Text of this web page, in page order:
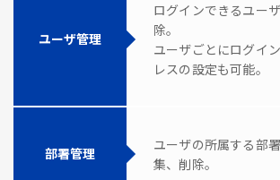
ユーザ管理
ログインできるユー
除。
ユーザごとにログイ
レスの設定も可能。
部署管理
ユーザの所属する部
集、削除。